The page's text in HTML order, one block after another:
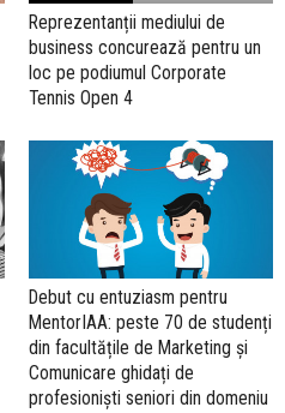
Reprezentanții mediului de
business concurează pentru un
loc pe podiumul Corporate
Tennis Open 4
Debut cu entuziasm pentru
MentorIAA: peste 70 de studenți
din facultățile de Marketing și
Comunicare ghidați de
profesioniști seniori din domeniu